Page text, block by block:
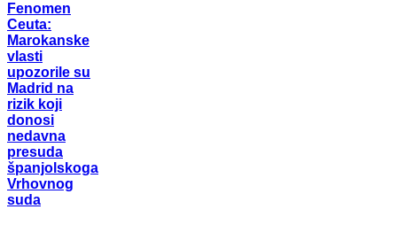
Fenomen
Ceuta:
Marokanske
vlasti
upozorile su
Madrid na
rizik koji
donosi
nedavna
presuda
španjolskoga
Vrhovnog
suda